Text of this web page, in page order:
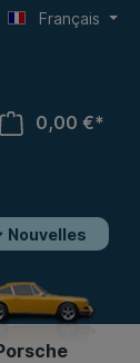
Français
0,00 €*
Nouvelles